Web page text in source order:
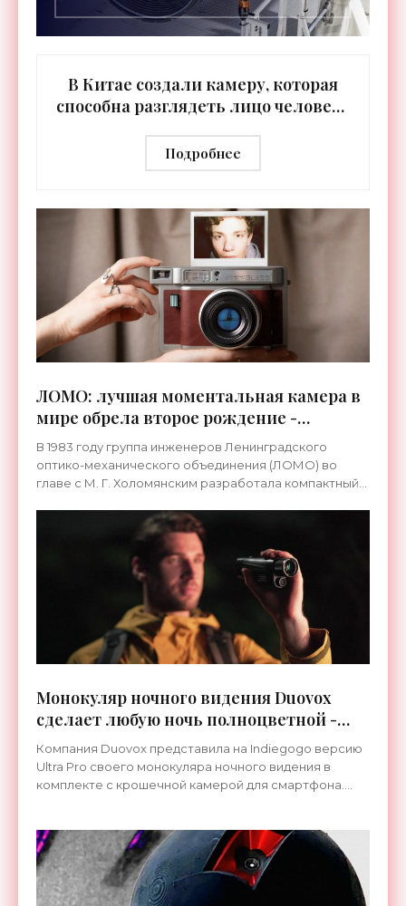
В Китае создали камеру, которая
способна разглядеть лицо человека
«Технологии»
Подробнее
ЛОМО: лучшая моментальная камера в
мире обрела второе рождение -
«Техника»
В 1983 году группа инженеров Ленинградского
оптико-механического объединения (ЛОМО) во
главе с М. Г. Холомянским разработала компактный
Автомат» («LOMO
Монокуляр ночного видения Duovox
сделает любую ночь полноцветной -
«Гаджеты»
Компания Duovox представила на Indiegogo версию
Ultra Pro своего монокуляра ночного видения в
комплекте с крошечной камерой для смартфона.